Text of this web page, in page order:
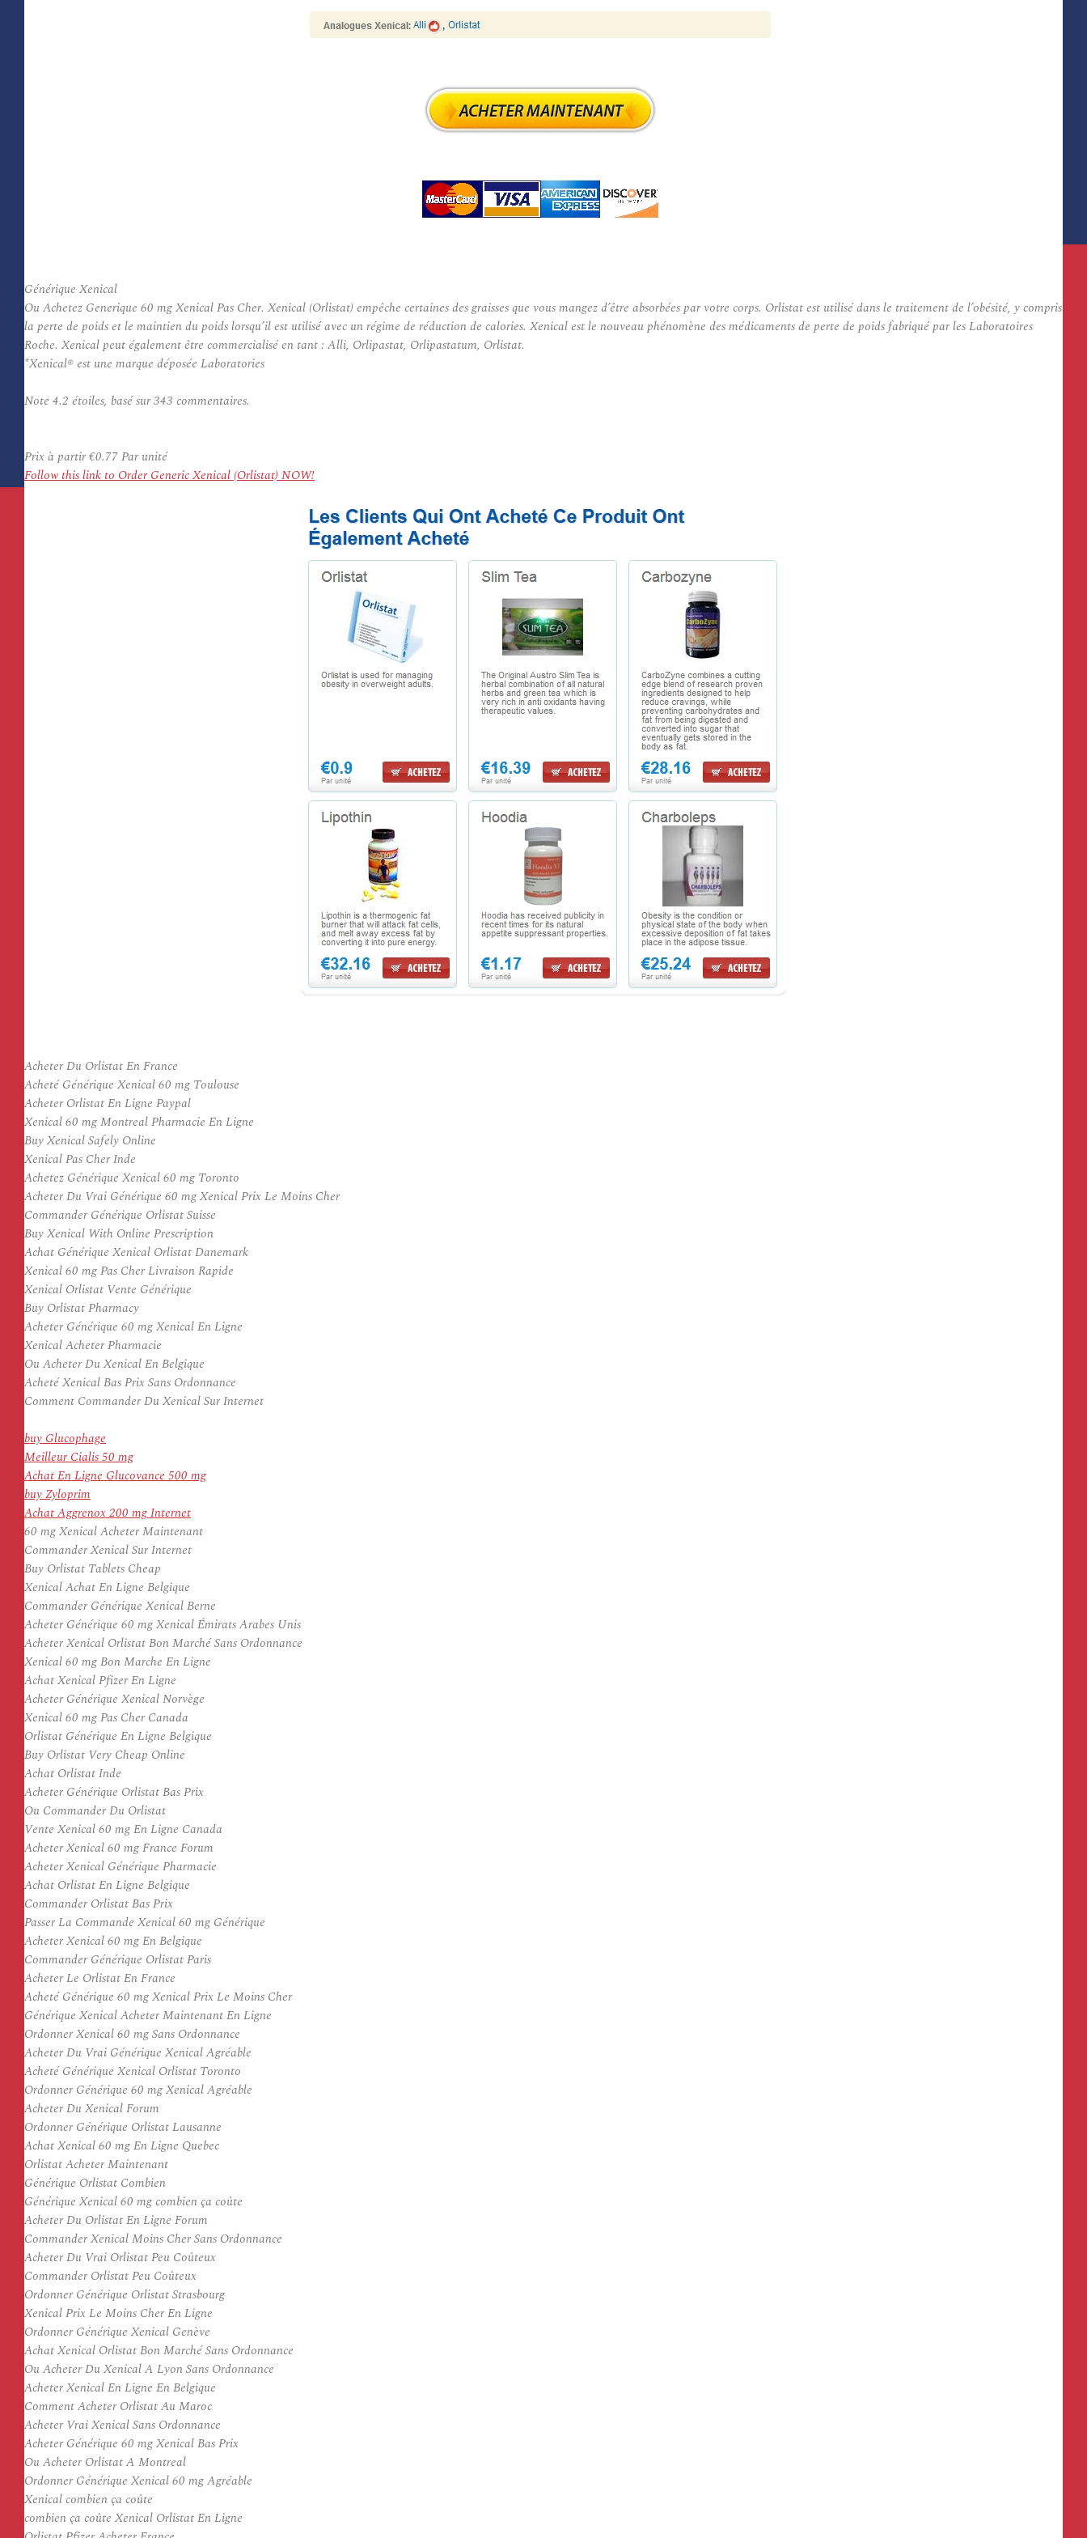
Générique Xenical
Ou Achetez Generique 60 mg Xenical Pas Cher. Xenical (Orlistat) empêche certaines des graisses que vous mangez d’être absorbées par votre corps. Orlistat est utilisé dans le traitement de l’obésité, y compris
la perte de poids et le maintien du poids lorsqu’il est utilisé avec un régime de réduction de calories. Xenical est le nouveau phénomène des médicaments de perte de poids fabriqué par les Laboratoires
Roche. Xenical peut également être commercialisé en tant : Alli, Orlipastat, Orlipastatum, Orlistat.
*Xenical® est une marque déposée Laboratories
Note 4.2 étoiles, basé sur343 commentaires.
Prix à partir€0.77Par unité
Follow this link to Order Generic Xenical (Orlistat) NOW!
Acheter Du Orlistat En France
Acheté Générique Xenical 60 mg Toulouse
Acheter Orlistat En Ligne Paypal
Xenical 60 mg Montreal Pharmacie En Ligne
Buy Xenical Safely Online
Xenical Pas Cher Inde
Achetez Générique Xenical 60 mg Toronto
Acheter Du Vrai Générique 60 mg Xenical Prix Le Moins Cher
Commander Générique Orlistat Suisse
Buy Xenical With Online Prescription
Achat Générique Xenical Orlistat Danemark
Xenical 60 mg Pas Cher Livraison Rapide
Xenical Orlistat Vente Générique
Buy Orlistat Pharmacy
Acheter Générique 60 mg Xenical En Ligne
Xenical Acheter Pharmacie
Ou Acheter Du Xenical En Belgique
Acheté Xenical Bas Prix Sans Ordonnance
Comment Commander Du Xenical Sur Internet
buy Glucophage
Meilleur Cialis 50 mg
Achat En Ligne Glucovance 500 mg
buy Zyloprim
Achat Aggrenox 200 mg Internet
60 mg Xenical Acheter Maintenant
Commander Xenical Sur Internet
Buy Orlistat Tablets Cheap
Xenical Achat En Ligne Belgique
Commander Générique Xenical Berne
Acheter Générique 60 mg Xenical Émirats Arabes Unis
Acheter Xenical Orlistat Bon Marché Sans Ordonnance
Xenical 60 mg Bon Marche En Ligne
Achat Xenical Pfizer En Ligne
Acheter Générique Xenical Norvège
Xenical 60 mg Pas Cher Canada
Orlistat Générique En Ligne Belgique
Buy Orlistat Very Cheap Online
Achat Orlistat Inde
Acheter Générique Orlistat Bas Prix
Ou Commander Du Orlistat
Vente Xenical 60 mg En Ligne Canada
Acheter Xenical 60 mg France Forum
Acheter Xenical Générique Pharmacie
Achat Orlistat En Ligne Belgique
Commander Orlistat Bas Prix
Passer La Commande Xenical 60 mg Générique
Acheter Xenical 60 mg En Belgique
Commander Générique Orlistat Paris
Acheter Le Orlistat En France
Acheté Générique 60 mg Xenical Prix Le Moins Cher
Générique Xenical Acheter Maintenant En Ligne
Ordonner Xenical 60 mg Sans Ordonnance
Acheter Du Vrai Générique Xenical Agréable
Acheté Générique Xenical Orlistat Toronto
Ordonner Générique 60 mg Xenical Agréable
Acheter Du Xenical Forum
Ordonner Générique Orlistat Lausanne
Achat Xenical 60 mg En Ligne Quebec
Orlistat Acheter Maintenant
Générique Orlistat Combien
Générique Xenical 60 mg combien ça coûte
Acheter Du Orlistat En Ligne Forum
Commander Xenical Moins Cher Sans Ordonnance
Acheter Du Vrai Orlistat Peu Coûteux
Commander Orlistat Peu Coûteux
Ordonner Générique Orlistat Strasbourg
Xenical Prix Le Moins Cher En Ligne
Ordonner Générique Xenical Genève
Achat Xenical Orlistat Bon Marché Sans Ordonnance
Ou Acheter Du Xenical A Lyon Sans Ordonnance
Acheter Xenical En Ligne En Belgique
Comment Acheter Orlistat Au Maroc
Acheter Vrai Xenical Sans Ordonnance
Acheter Générique 60 mg Xenical Bas Prix
Ou Acheter Orlistat A Montreal
Ordonner Générique Xenical 60 mg Agréable
Xenical combien ça coûte
combien ça coûte Xenical Orlistat En Ligne